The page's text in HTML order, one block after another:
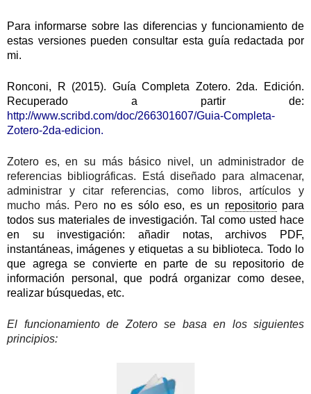
Para informarse sobre las diferencias y funcionamiento de
estas versiones pueden consultar esta guía redactada por
mi.
Ronconi, R (2015). Guía Completa Zotero. 2da. Edición.
Recuperado a partir de:
http://www.scribd.com/doc/266301607/Guia-Completa-
Zotero-2da-edicion.
Zotero es, en su más básico nivel, un administrador de
referencias bibliográficas. Está diseñado para almacenar,
administrar y citar referencias, como libros, artículos y
mucho más. Pero no es sólo eso, es un repositoriopara
todos sus materiales de investigación. Tal como usted hace
en su investigación: añadir notas, archivos PDF,
instantáneas, imágenes y etiquetas a su biblioteca. Todo lo
que agrega se convierte en parte de su repositorio de
información personal, que podrá organizar como desee,
realizar búsquedas, etc.
El funcionamiento de Zotero se basa en los siguientes
principios: